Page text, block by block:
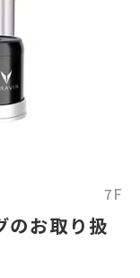
7F
お取り扱